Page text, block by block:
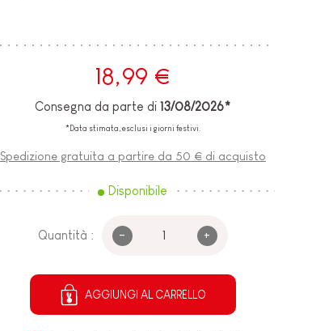
18,99 €
Consegna da parte di13/08/2026*
*Data stimata, esclusi i giorni festivi.
Spedizione gratuita a partire da 50 € di acquisto
Disponibile
Quantità : - +
AGGIUNGI AL CARRELLO